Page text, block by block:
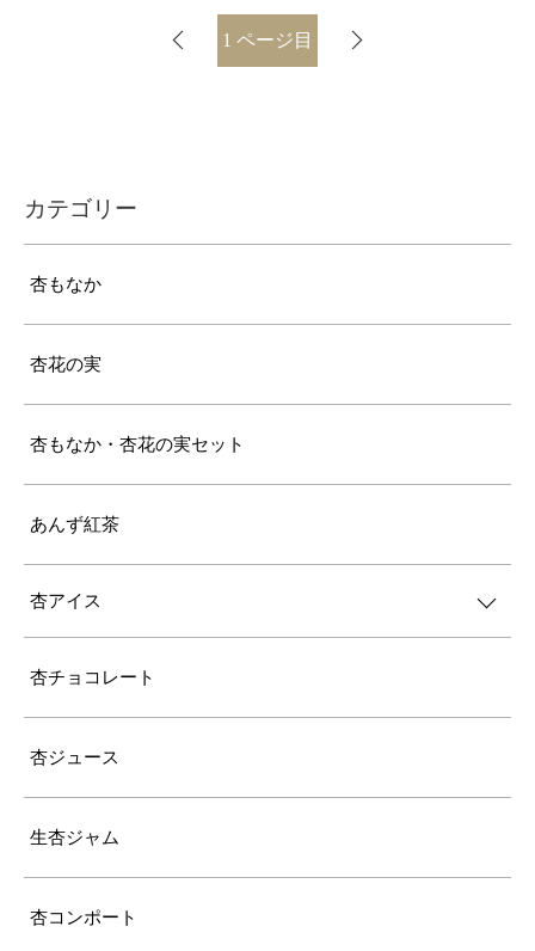
1 ページ目
カテゴリー
杏もなか
杏花の実
杏もなか・杏花の実セット
あんず紅茶
杏アイス
杏チョコレート
杏ジュース
生杏ジャム
杏コンポート